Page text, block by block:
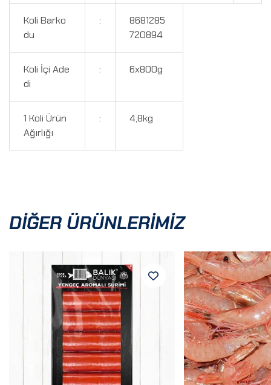
Koli Barko
du
:
8681285
720894
Koli İçi Ade
di
: 6x800g
1 Koli Ürün
Ağırlığı
: 4,8kg
DIĞER ÜRÜNLERIMIZ